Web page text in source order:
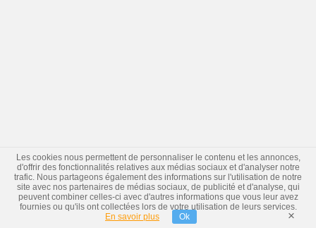
Les cookies nous permettent de personnaliser le contenu et les annonces,
d'offrir des fonctionnalités relatives aux médias sociaux et d'analyser notre
trafic. Nous partageons également des informations sur l'utilisation de notre
site avec nos partenaires de médias sociaux, de publicité et d'analyse, qui
peuvent combiner celles-ci avec d'autres informations que vous leur avez
fournies ou qu'ils ont collectées lors de votre utilisation de leurs services.
En savoir plus
Ok ×